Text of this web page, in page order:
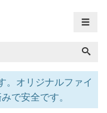
☰
。オリジナルファイ
で安全です。